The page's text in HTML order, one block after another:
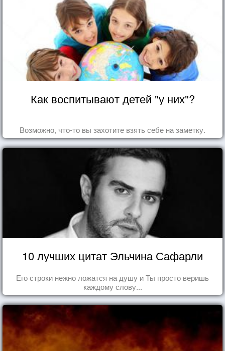
Как воспитывают детей "у них"?
Возможно, что-то вы захотите взять себе на заметку.
10 лучших цитат Эльчина Сафарли
Его строки нежно ложатся на душу и Ты просто веришь
каждому слову...